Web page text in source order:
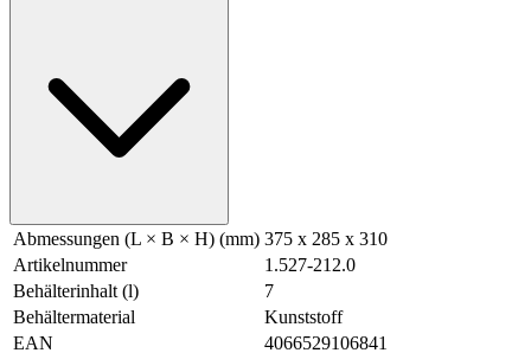
Abmessungen (L × B × H) (mm) 375 x 285 x 310
Artikelnummer
1.527-212.0
Behälterinhalt (l)
7
Behältermaterial
Kunststoff
EAN
4066529106841